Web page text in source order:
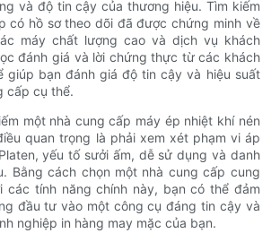
và độ tin cậy của thương hiệu. Tìm kiếm
có hồ sơ theo dõi đã được chứng minh về
máy chất lượng cao và dịch vụ khách
đánh giá và lời chứng thực từ các khách
giúp bạn đánh giá độ tin cậy và hiệu suất
cấp cụ thể.
một nhà cung cấp máy ép nhiệt khí nén
quan trọng là phải xem xét phạm vi áp
yếu tố sưởi ấm, dễ sử dụng và danh
Bằng cách chọn một nhà cung cấp cung
các tính năng chính này, bạn có thể đảm
đầu tư vào một công cụ đáng tin cậy và
nghiệp in hàng may mặc của bạn.